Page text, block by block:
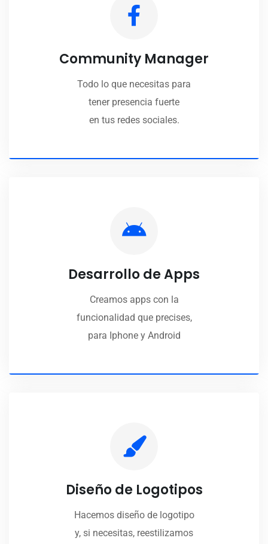
Community Manager
Todo lo que necesitas para
tener presencia fuerte
en tus redes sociales.
Desarrollo de Apps
Creamos apps con la
funcionalidad que precises,
para Iphone y Android
Diseño de Logotipos
Hacemos diseño de logotipo
y, si necesitas, reestilizamos